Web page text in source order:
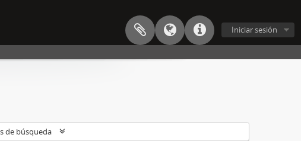
Iniciar sesión
de búsqueda